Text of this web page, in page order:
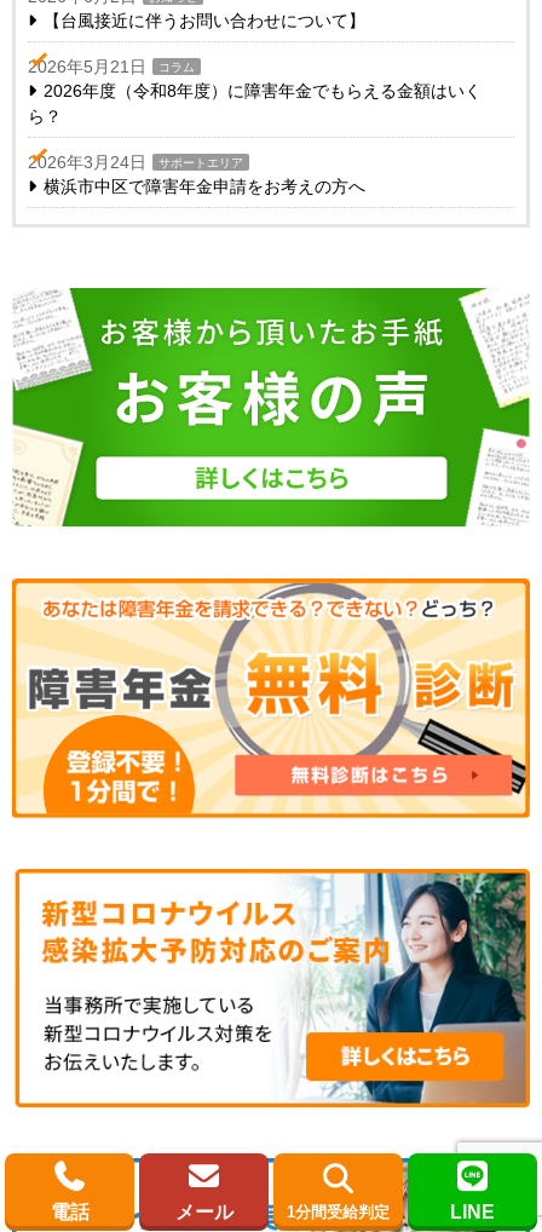
【台風接近に伴うお問い合わせについて】
2026年5月21日 コラム
2026年度（令和8年度）に障害年金でもらえる金額はいく
ら？
2026年3月24日 サポートエリア
横浜市中区で障害年金申請をお考えの方へ
電話 メール 1分間受給判定 LINE